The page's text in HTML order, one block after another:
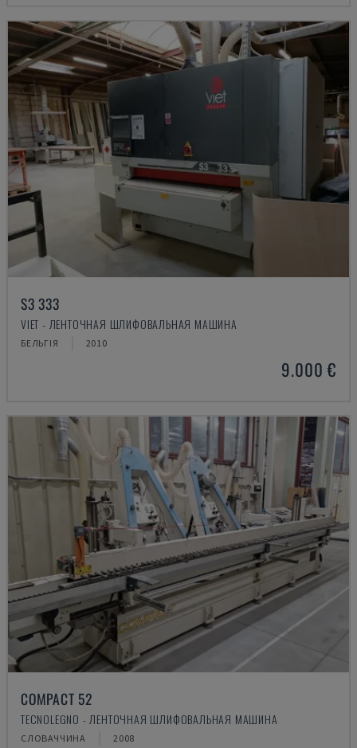
S3 333
VIET - ЛЕНТОЧНАЯ ШЛИФОВАЛЬНАЯ МАШИНА
БЕЛЬГІЯ 2010
9.000 €
COMPACT 52
TECNOLEGNO - ЛЕНТОЧНАЯ ШЛИФОВАЛЬНАЯ МАШИНА
СЛОВАЧЧИНА 2008